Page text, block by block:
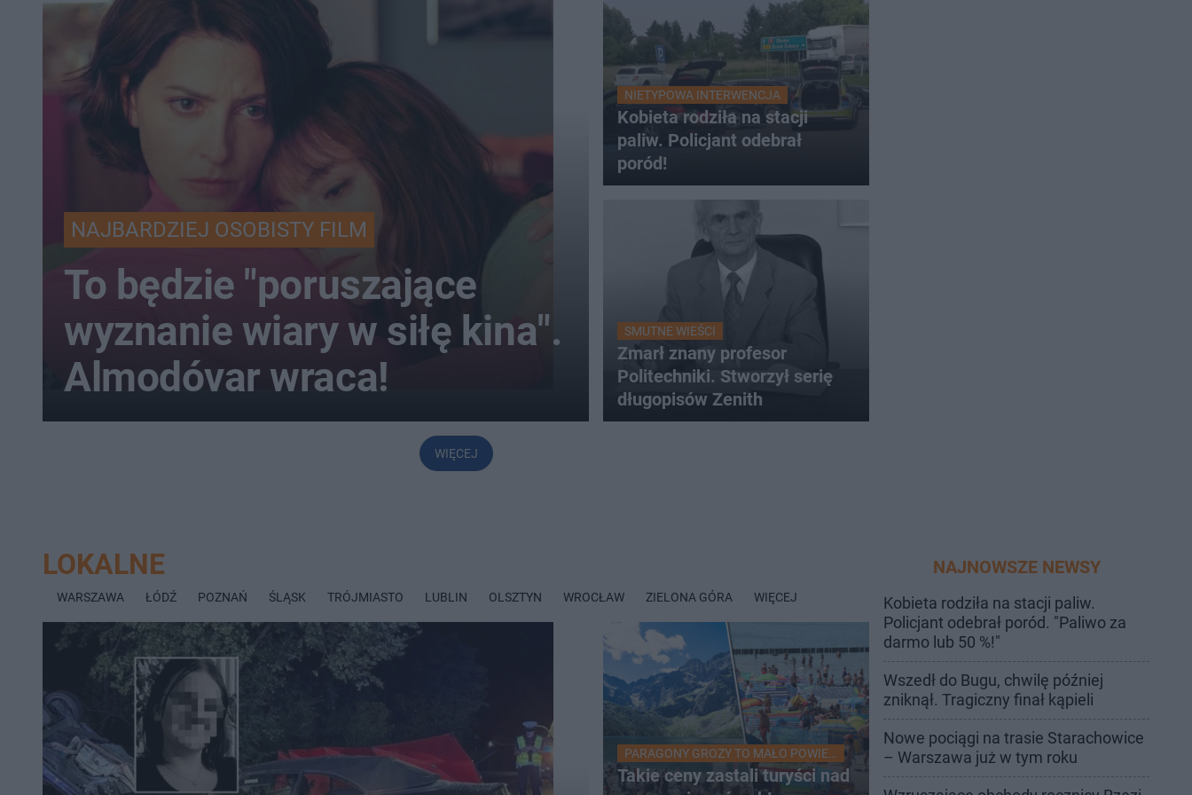
NAJBARDZIEJ OSOBISTY FILM
To będzie "poruszające
wyznanie wiary w siłę kina".
Almodóvar wraca!
NIETYPOWA INTERWENCJA
Kobieta rodziła na stacji
paliw. Policjant odebrał
poród!
SMUTNE WIEŚCI
Zmarł znany profesor
Politechniki. Stworzył serię
długopisów Zenith
WIĘCEJ
LOKALNE
WARSZAWA ŁÓDŹ POZNAŃ ŚLĄSK TRÓJMIASTO LUBLIN OLSZTYN WROCŁAW ZIELONA GÓRA WIĘCEJ
PARAGONY GROZY TO MAŁO POWIEDZIANE!
Takie ceny zastali turyści nad
NAJNOWSZE NEWSY
Kobieta rodziła na stacji paliw.
Policjant odebrał poród. "Paliwo za
darmo lub 50 %!"
Wszedł do Bugu, chwilę później
zniknął. Tragiczny finał kąpieli
Nowe pociągi na trasie Starachowice
– Warszawa już w tym roku